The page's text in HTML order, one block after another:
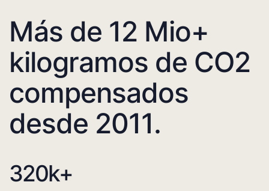
Más de 12 Mio+
kilogramos de CO2
compensados
desde 2011.
320k+